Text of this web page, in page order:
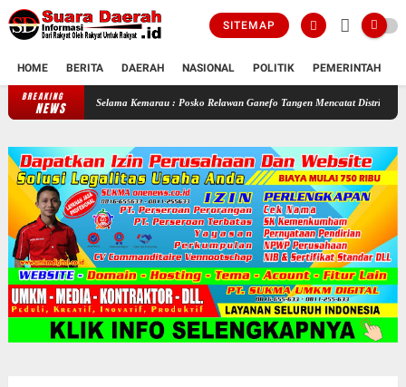
SITEMAP
HOME BERITA DAERAH NASIONAL POLITIK PEMERINTAH
BREAKING
NEWS
Selama Kemarau : Posko Relawan Ganefo Tangen Mencatat Distribusikan 90 Tangki